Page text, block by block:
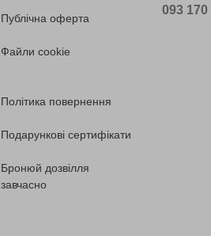
Публічна оферта
Файли cookie
Політика повернення
Подарункові сертифікати
Бронюй дозвілля
завчасно
093 170